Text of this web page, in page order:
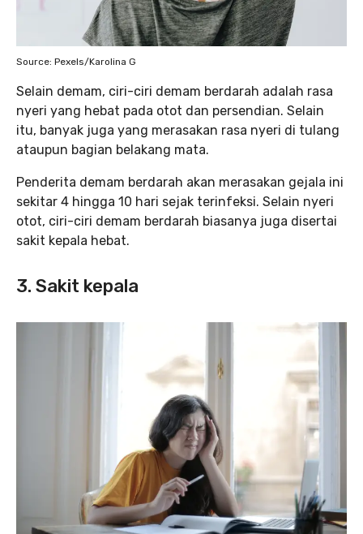
Source: Pexels/Karolina G
Selain demam, ciri-ciri demam berdarah adalah rasa
nyeri yang hebat pada otot dan persendian. Selain
itu, banyak juga yang merasakan rasa nyeri di tulang
ataupun bagian belakang mata.
Penderita demam berdarah akan merasakan gejala ini
sekitar 4 hingga 10 hari sejak terinfeksi. Selain nyeri
otot, ciri-ciri demam berdarah biasanya juga disertai
sakit kepala hebat.
3. Sakit kepala